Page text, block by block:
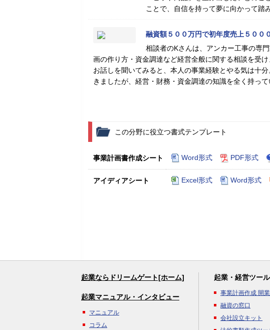
ことで、自信を持って夢に向かって踏
融資額５００万円で初年度売上５００
相談者のKさんは、アンカー工事の専
画の作り方・資金調達など経営全般に関する相談を受け
お話しを聞いてみると、本人の事業経験とやる気は十
きましたが、経営・財務・資金調達の知識を全く持って
この分野に役立つ書式テンプレート
事業計画書作成シート Word形式 PDF形式
アイディアシート Excel形式 Word形式
起業ならドリームゲート[ホーム]
起業マニュアル・インタビュー
マニュアル
コラム
起業・経営ツール
事業計画作成 開
融資の窓口
会社設立キット